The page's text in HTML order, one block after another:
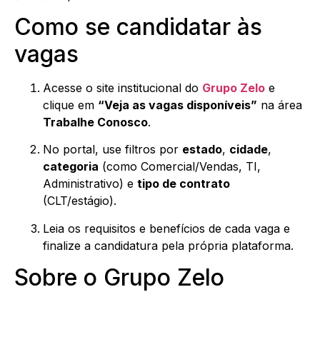
Como se candidatar às
vagas
Acesse o site institucional do Grupo Zelo e
clique em “Veja as vagas disponíveis” na área
Trabalhe Conosco.
No portal, use filtros por estado, cidade,
categoria (como Comercial/Vendas, TI,
Administrativo) e tipo de contrato
(CLT/estágio).
Leia os requisitos e benefícios de cada vaga e
finalize a candidatura pela própria plataforma.
Sobre o Grupo Zelo